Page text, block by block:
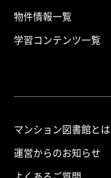
物件情報一覧
学習コンテンツ一覧
マンション図書館とは
運営からのお知らせ